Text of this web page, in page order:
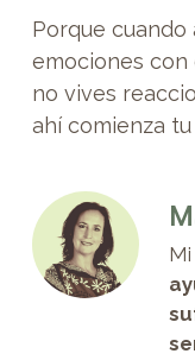
Porque
emociones con
no vives
ahí comienza